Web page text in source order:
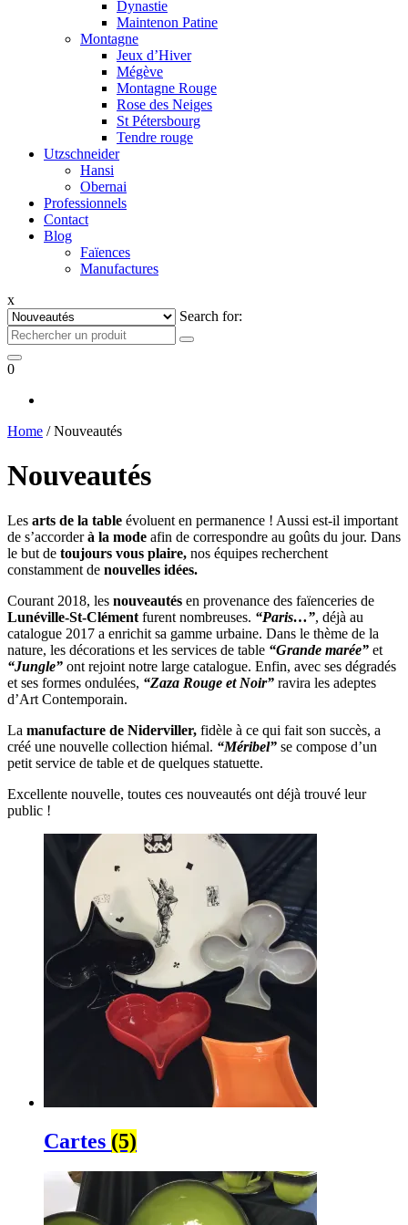
Dynastie
Maintenon Patine
Montagne
Jeux d’Hiver
Mégève
Montagne Rouge
Rose des Neiges
St Pétersbourg
Tendre rouge
Utzschneider
Hansi
Obernai
Professionnels
Contact
Blog
Faïences
Manufactures
x
Search for:
0
Home / Nouveautés
Nouveautés
Les arts de la table évoluent en permanence ! Aussi est-il important
de s’accorderà la mode afin de correspondre au goûts du jour. Dans
le but de toujours vous plaire, nos équipes recherchent
constamment de nouvelles idées.
Courant 2018, les nouveautés en provenance des faïenceries de
Lunéville-St-Clément furent nombreuses. “Paris…”, déjà au
catalogue 2017 a enrichit sa gamme urbaine. Dans le thème de la
nature, les décorations et les services de table “Grande marée” et
“Jungle” ont rejoint notre large catalogue. Enfin, avec ses dégradés
et ses formes ondulées, “Zaza Rouge et Noir” ravira les adeptes
d’Art Contemporain.
La manufacture de Niderviller, fidèle à ce qui fait son succès, a
créé une nouvelle collection hiémal. “Méribel” se compose d’un
petit service de table et de quelques statuette.
Excellente nouvelle, toutes ces nouveautés ont déjà trouvé leur
public !
Cartes (5)